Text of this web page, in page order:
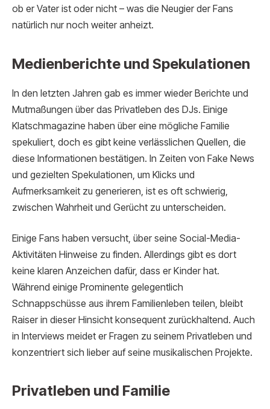
ob er Vater ist oder nicht – was die Neugier der Fans
natürlich nur noch weiter anheizt.
Medienberichte und Spekulationen
In den letzten Jahren gab es immer wieder Berichte und
Mutmaßungen über das Privatleben des DJs. Einige
Klatschmagazine haben über eine mögliche Familie
spekuliert, doch es gibt keine verlässlichen Quellen, die
diese Informationen bestätigen. In Zeiten von Fake News
und gezielten Spekulationen, um Klicks und
Aufmerksamkeit zu generieren, ist es oft schwierig,
zwischen Wahrheit und Gerücht zu unterscheiden.
Einige Fans haben versucht, über seine Social-Media-
Aktivitäten Hinweise zu finden. Allerdings gibt es dort
keine klaren Anzeichen dafür, dass er Kinder hat.
Während einige Prominente gelegentlich
Schnappschüsse aus ihrem Familienleben teilen, bleibt
Raiser in dieser Hinsicht konsequent zurückhaltend. Auch
in Interviews meidet er Fragen zu seinem Privatleben und
konzentriert sich lieber auf seine musikalischen Projekte.
Privatleben und Familie